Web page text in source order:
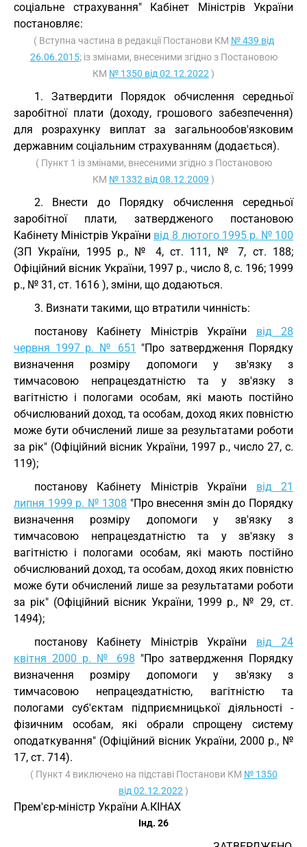
соціальне страхування" Кабінет Міністрів України
постановляє:
( Вступна частина в редакції Постанови КМ № 439 від
26.06.2015; із змінами, внесеними згідно з Постановою
КМ № 1350 від 02.12.2022 )
1. Затвердити Порядок обчислення середньої
заробітної плати (доходу, грошового забезпечення)
для розрахунку виплат за загальнообов'язковим
державним соціальним страхуванням (додається).
( Пункт 1 із змінами, внесеними згідно з Постановою
КМ № 1332 від 08.12.2009 )
2. Внести до Порядку обчислення середньої
заробітної плати, затвердженого постановою
Кабінету Міністрів України від 8 лютого 1995 р. № 100
(ЗП України, 1995 р., № 4, ст. 111, № 7, ст. 188;
Офіційний вісник України, 1997 р., число 8, с. 196; 1999
р., № 31, ст. 1616 ), зміни, що додаються.
3. Визнати такими, що втратили чинність:
постанову Кабінету Міністрів України від 28
червня 1997 р. № 651 "Про затвердження Порядку
визначення розміру допомоги у зв'язку з
тимчасовою непрацездатністю та у зв'язку з
вагітністю і пологами особам, які мають постійно
обчислюваний доход, та особам, доход яких повністю
може бути обчислений лише за результатами роботи
за рік" (Офіційний вісник України, 1997 р., число 27, с.
119);
постанову Кабінету Міністрів України від 21
липня 1999 р. № 1308 "Про внесення змін до Порядку
визначення розміру допомоги у зв'язку з
тимчасовою непрацездатністю та у зв'язку з
вагітністю і пологами особам, які мають постійно
обчислюваний доход, та особам, доход яких повністю
може бути обчислений лише за результатами роботи
за рік" (Офіційний вісник України, 1999 р., № 29, ст.
1494);
постанову Кабінету Міністрів України від 24
квітня 2000 р. № 698 "Про затвердження Порядку
визначення розміру допомоги у зв'язку з
тимчасовою непрацездатністю, вагітністю та
пологами суб'єктам підприємницької діяльності -
фізичним особам, які обрали спрощену систему
оподаткування" (Офіційний вісник України, 2000 р., №
17, ст. 714).
( Пункт 4 виключено на підставі Постанови КМ № 1350
від 02.12.2022 )
Прем'єр-міністр України А.КІНАХ
Інд. 26